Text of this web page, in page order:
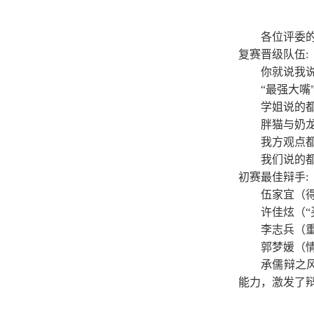
各位评委
复赛晋级队伍:
你就说我
“最强大嘴
学姐说的
胖猫与奶
我方观点
我们说的
初赛最佳辩手:
伍家宜（
许佳炫（
李志兵（
郭梦媛（
承儒辩之
能力，激发了